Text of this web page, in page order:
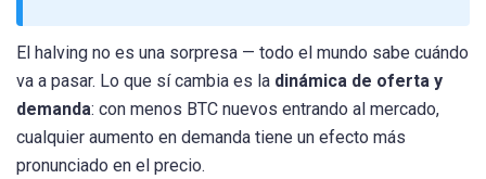
El halving no es una sorpresa — todo el mundo sabe cuándo
va a pasar. Lo que sí cambia es la dinámica de oferta y
demanda: con menos BTC nuevos entrando al mercado,
cualquier aumento en demanda tiene un efecto más
pronunciado en el precio.